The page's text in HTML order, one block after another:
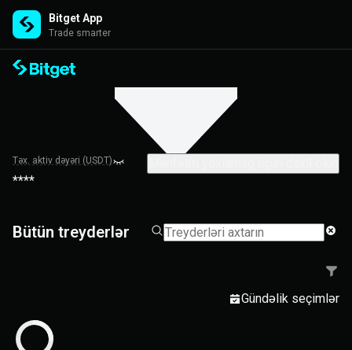
Bitget App
Trade smarter
Təx. aktiv dəyəri (USDT)
****
Bütün treyderlər
Gündəlik seçimlər